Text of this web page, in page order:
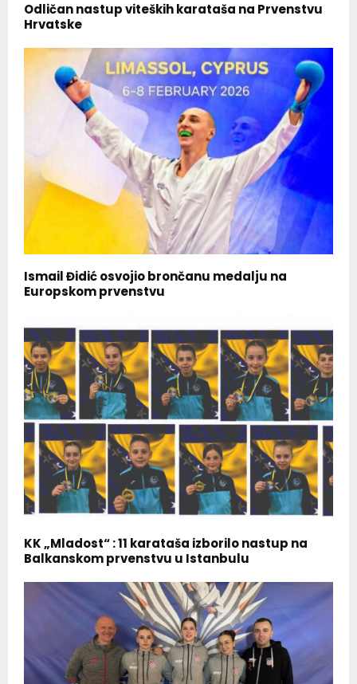
Odličan nastup viteških karataša na Prvenstvu
Hrvatske
Ismail Đidić osvojio brončanu medalju na
Europskom prvenstvu
KK „Mladost“ : 11 karataša izborilo nastup na
Balkanskom prvenstvu u Istanbulu